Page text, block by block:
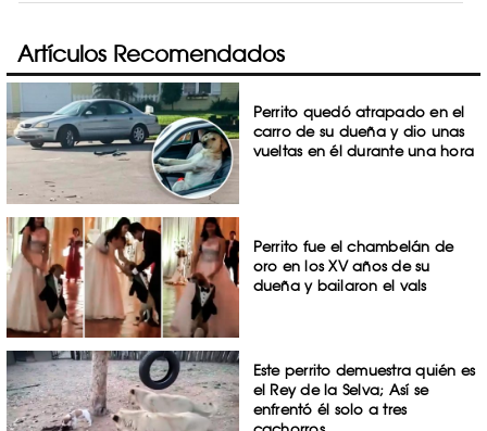
Artículos Recomendados
Perrito quedó atrapado en el
carro de su dueña y dio unas
vueltas en él durante una hora
Perrito fue el chambelán de
oro en los XV años de su
dueña y bailaron el vals
Este perrito demuestra quién es
el Rey de la Selva; Así se
enfrentó él solo a tres